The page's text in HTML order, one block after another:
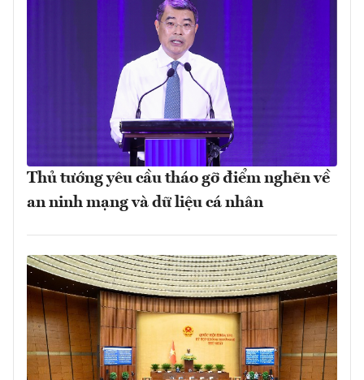
Thủ tướng yêu cầu tháo gỡ điểm nghẽn về
an ninh mạng và dữ liệu cá nhân